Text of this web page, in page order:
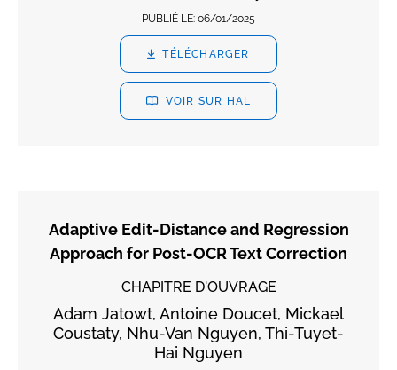
PUBLIÉ LE: 06/01/2025
TÉLÉCHARGER
VOIR SUR HAL
Adaptive Edit-Distance and Regression
Approach for Post-OCR Text Correction
CHAPITRE D'OUVRAGE
Adam Jatowt, Antoine Doucet, Mickael
Coustaty, Nhu-Van Nguyen, Thi-Tuyet-
Hai Nguyen